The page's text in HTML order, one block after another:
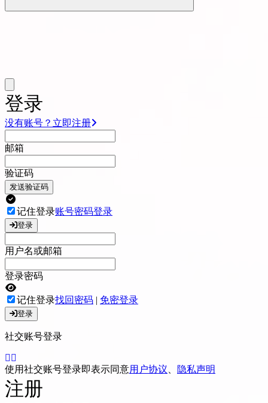
登录
没有账号？立即注册
邮箱
验证码
发送验证码
记住登录账号密码登录
登录
用户名或邮箱
登录密码
记住登录找回密码 | 免密登录
登录
社交账号登录
使用社交账号登录即表示同意用户协议、 隐私声明
注册